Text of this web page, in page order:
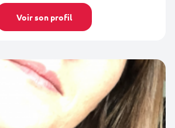
Voir son profil